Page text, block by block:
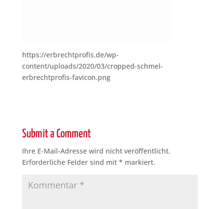
https://erbrechtprofis.de/wp-
content/uploads/2020/03/cropped-schmel-
erbrechtprofis-favicon.png
Submit a Comment
Ihre E-Mail-Adresse wird nicht veröffentlicht.
Erforderliche Felder sind mit * markiert.